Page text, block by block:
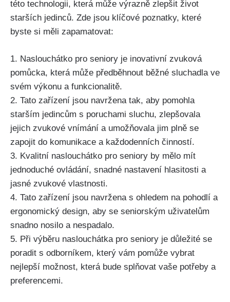
této technologii, která může výrazně zlepšit život
starších jedinců. Zde jsou klíčové poznatky, které
byste si měli zapamatovat:
1. Naslouchátko pro seniory je inovativní zvuková
pomůcka, která může předběhnout běžné sluchadla ve
svém výkonu a funkcionalitě.
2. Tato zařízení jsou navržena tak, aby pomohla
starším jedincům s poruchami sluchu, zlepšovala
jejich zvukové vnímání a umožňovala jim plně se
zapojit do komunikace a každodenních činností.
3. Kvalitní naslouchátko pro seniory by mělo mít
jednoduché ovládání, snadné nastavení hlasitosti a
jasné zvukové vlastnosti.
4. Tato zařízení jsou navržena s ohledem na pohodlí a
ergonomický design, aby se seniorským uživatelům
snadno nosilo a nespadalo.
5. Při výběru naslouchátka pro seniory je důležité se
poradit s odborníkem, který vám pomůže vybrat
nejlepší možnost, která bude splňovat vaše potřeby a
preferencemi.